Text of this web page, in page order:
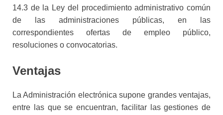
14.3 de la Ley del procedimiento administrativo común
de las administraciones públicas, en las
correspondientes ofertas de empleo público,
resoluciones o convocatorias.
Ventajas
La Administración electrónica supone grandes ventajas,
entre las que se encuentran, facilitar las gestiones de